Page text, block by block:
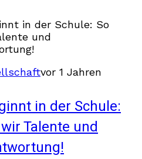
vor 1 Jahren
in der Schule:
Talente und